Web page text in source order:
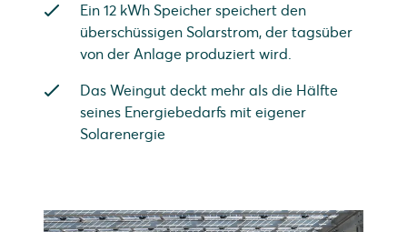
Ein 12 kWh Speicher speichert den
überschüssigen Solarstrom, der tagsüber
von der Anlage produziert wird.
Das Weingut deckt mehr als die Hälfte
seines Energiebedarfs mit eigener
Solarenergie